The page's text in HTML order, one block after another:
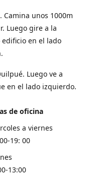
unos 1000m
Luego gire a la
en el lado
Luego ve a
en el lado izquierdo.
de oficina
a viernes
19: 00
13:00